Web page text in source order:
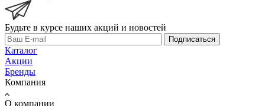
Будьте в курсе наших акций и новостей
Подписаться
Каталог
Акции
Бренды
Компания
О компании